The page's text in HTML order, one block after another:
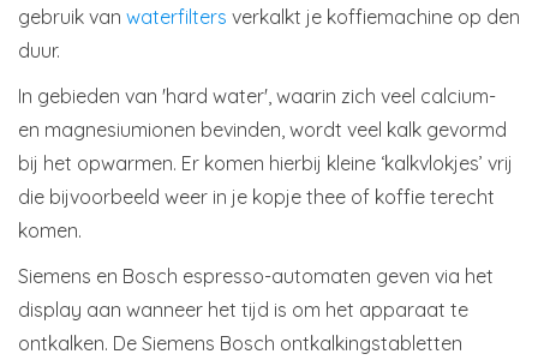
gebruik van waterfilters verkalkt je koffiemachine op den
duur.
In gebieden van 'hard water', waarin zich veel calcium-
en magnesiumionen bevinden, wordt veel kalk gevormd
bij het opwarmen. Er komen hierbij kleine ‘kalkvlokjes’ vrij
die bijvoorbeeld weer in je kopje thee of koffie terecht
komen.
Siemens en Bosch espresso-automaten geven via het
display aan wanneer het tijd is om het apparaat te
ontkalken. De Siemens Bosch ontkalkingstabletten